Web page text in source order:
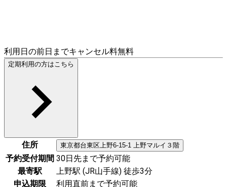
利用日の前日までキャンセル料無料
定期利用の方はこちら
住所 東京都台東区上野6-15-1 上野マルイ３階
予約受付期間 30日先まで予約可能
最寄駅
上野駅 (JR山手線) 徒歩3分
申込期限
利用直前まで予約可能